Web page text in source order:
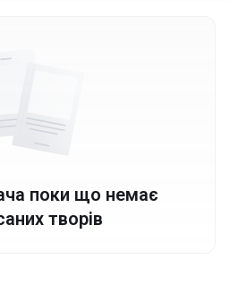
поки що немає
творів